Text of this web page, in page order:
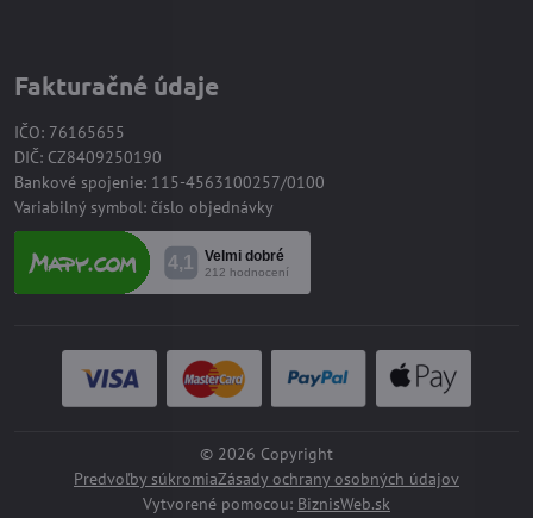
Fakturačné údaje
IČO: 76165655
DIČ: CZ8409250190
Bankové spojenie: 115-4563100257/0100
Variabilný symbol: číslo objednávky
© 2026 Copyright
Predvoľby súkromiaZásady ochrany osobných údajov
Vytvorené pomocou: BiznisWeb.sk